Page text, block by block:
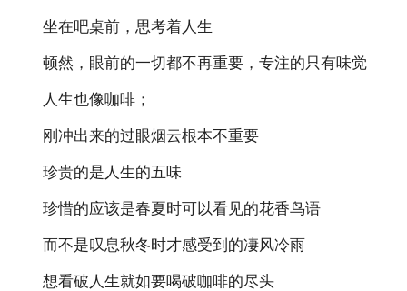
坐在吧桌前，思考着人生
顿然，眼前的一切都不再重要，专注的只有味觉
人生也像咖啡；
刚冲出来的过眼烟云根本不重要
珍贵的是人生的五味
珍惜的应该是春夏时可以看见的花香鸟语
而不是叹息秋冬时才感受到的凄风冷雨
想看破人生就如要喝破咖啡的尽头